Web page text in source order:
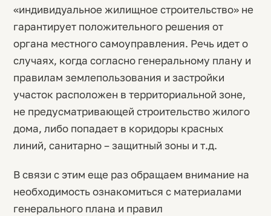
«индивидуальное жилищное строительство» не
гарантирует положительного решения от
органа местного самоуправления. Речь идет о
случаях, когда согласно генеральному плану и
правилам землепользования и застройки
участок расположен в территориальной зоне,
не предусматривающей строительство жилого
дома, либо попадает в коридоры красных
линий, санитарно – защитный зоны и т.д.
В связи с этим еще раз обращаем внимание на
необходимость ознакомиться с материалами
генерального плана и правил